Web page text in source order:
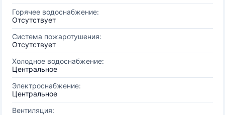
Горячее водоснабжение:
Отсутствует
Система пожаротушения:
Отсутствует
Холодное водоснабжение:
Центральное
Электроснабжение:
Центральное
Вентиляция: